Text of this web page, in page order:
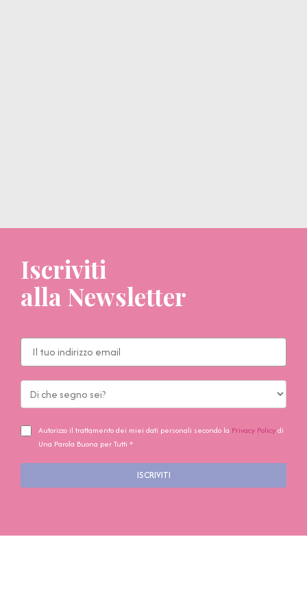
Iscriviti
alla Newsletter
Autorizzo il trattamento dei miei dati personali secondo la Privacy Policydi
Una Parola Buona per Tutti *
ISCRIVITI